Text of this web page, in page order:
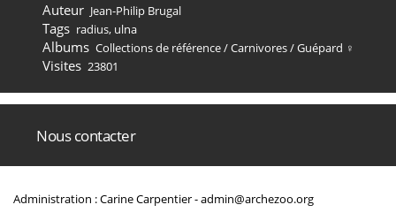
Auteur Jean-Philip Brugal
Tags radius, ulna
Albums Collections de référence/Carnivores/Guépard ♀
Visites 23801
Nous contacter
Administration : Carine Carpentier -admin@archezoo.org